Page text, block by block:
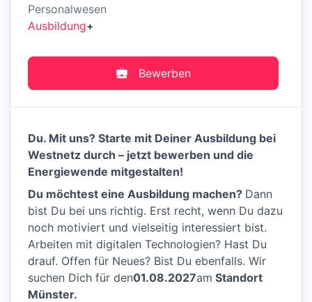
Personalwesen
Ausbildung+
Bewerben
Du. Mit uns? Starte mit Deiner Ausbildung bei
Westnetz durch – jetzt bewerben und die
Energiewende mitgestalten!
Du möchtest eine Ausbildung machen? Dann
bist Du bei uns richtig. Erst recht, wenn Du dazu
noch motiviert und vielseitig interessiert bist.
Arbeiten mit digitalen Technologien? Hast Du
drauf. Offen für Neues? Bist Du ebenfalls. Wir
suchen Dich für den01.08.2027am Standort
Münster.